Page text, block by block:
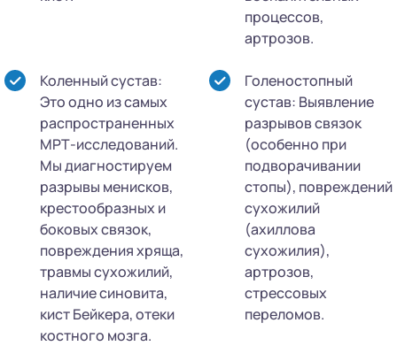
процессов,
артрозов.
Коленный сустав:
Это одно из самых
распространенных
МРТ-исследований.
Мы диагностируем
разрывы менисков,
крестообразных и
боковых связок,
повреждения хряща,
травмы сухожилий,
наличие синовита,
кист Бейкера, отеки
костного мозга.
Голеностопный
сустав: Выявление
разрывов связок
(особенно при
подворачивании
стопы), повреждений
сухожилий
(ахиллова
сухожилия),
артрозов,
стрессовых
переломов.